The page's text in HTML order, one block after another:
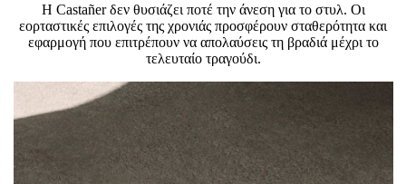
Η Castañer δεν θυσιάζει ποτέ την άνεση για το στυλ. Οι
εορταστικές επιλογές της χρονιάς προσφέρουν σταθερότητα και
εφαρμογή που επιτρέπουν να απολαύσεις τη βραδιά μέχρι το
τελευταίο τραγούδι.